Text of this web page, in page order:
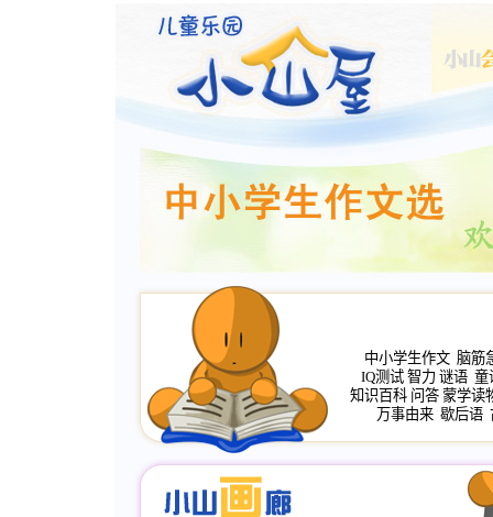
中小学生作文 脑筋
IQ测试 智力 谜语 童
知识百科 问答 蒙学读
万事由来 歇后语